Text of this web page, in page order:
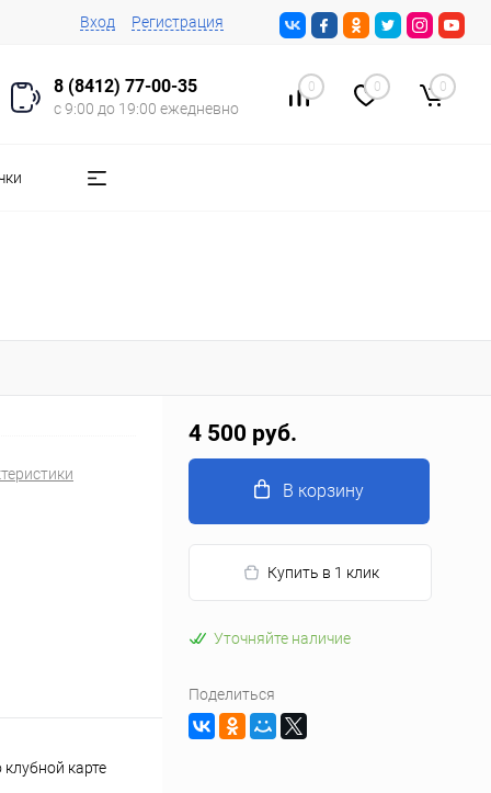
Вход Регистрация
8 (8412) 77-00-35
с 9:00 до 19:00 ежедневно
0 0 0
4 500 руб.
В корзину
Купить в 1 клик
Уточняйте наличие
Поделиться